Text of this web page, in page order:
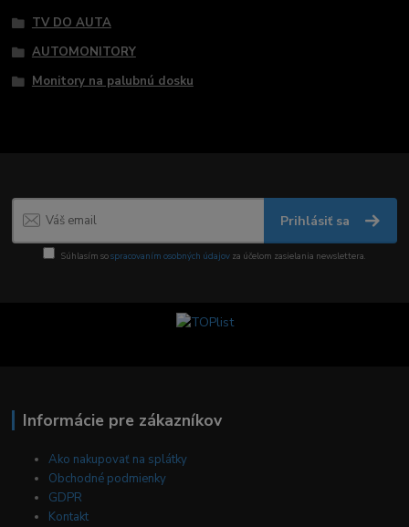
TV DO AUTA
AUTOMONITORY
Monitory na palubnú dosku
Prihlásiť sa
Súhlasím sospracovaním osobných údajov za účelom zasielania newslettera.
Informácie pre zákazníkov
Ako nakupovať na splátky
Obchodné podmienky
GDPR
Kontakt